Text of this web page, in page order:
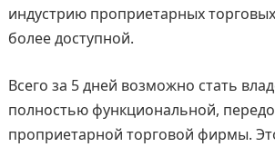
индустрию проприетарных
более доступной.
Всего за 5 дней возможно стать
полностью функциональной,
проприетарной торговой фирмы.